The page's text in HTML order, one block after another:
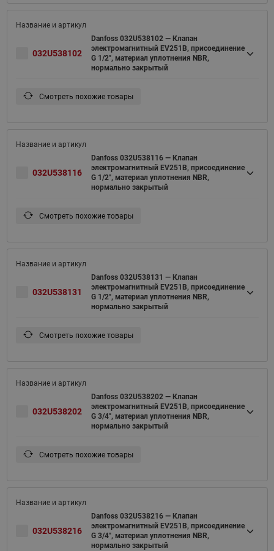
032U538102
Danfoss 032U538102 — Клапан
электромагнитный EV251B, присоединение
G 1/2", материал уплотнения NBR,
нормально закрытый
Смотреть похожие товары
032U538116
Danfoss 032U538116 — Клапан
электромагнитный EV251B, присоединение
G 1/2", материал уплотнения NBR,
нормально закрытый
Смотреть похожие товары
032U538131
Danfoss 032U538131 — Клапан
электромагнитный EV251B, присоединение
G 1/2", материал уплотнения NBR,
нормально закрытый
Смотреть похожие товары
032U538202
Danfoss 032U538202 — Клапан
электромагнитный EV251B, присоединение
G 3/4", материал уплотнения NBR,
нормально закрытый
Смотреть похожие товары
032U538216
Danfoss 032U538216 — Клапан
электромагнитный EV251B, присоединение
G 3/4", материал уплотнения NBR,
нормально закрытый